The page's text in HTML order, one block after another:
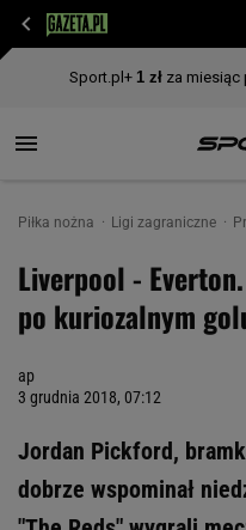
Piłka nożna Ligi zagraniczne
Liverpool -
po kuriozalnym
ap
3 grudnia 2018, 07:12
Jordan Pickford,
dobrze wspominał